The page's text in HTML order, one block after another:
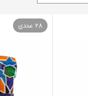
28 عددی